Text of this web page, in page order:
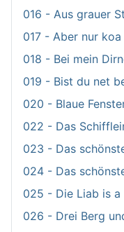
016 - Aus grauer
017 - Aber nur koa
018 - Bei mein
019 - Bist du net
020 - Blaue
022 - Das
023 - Das
024 - Das
025 - Die Liab is a
026 - Drei Berg